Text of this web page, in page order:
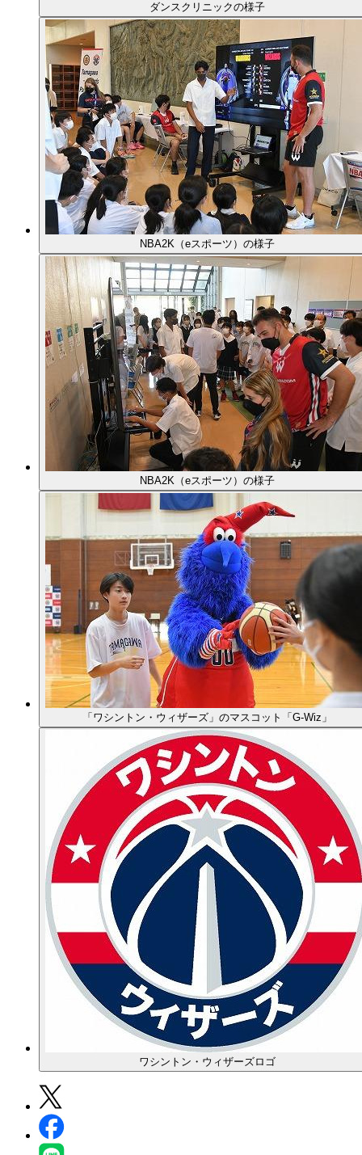
ダンスクリニックの様子
NBA2K（eスポーツ）の様子
NBA2K（eスポーツ）の様子
「ワシントン・ウィザーズ」のマスコット「G-Wiz」
ワシントン・ウィザーズロゴ